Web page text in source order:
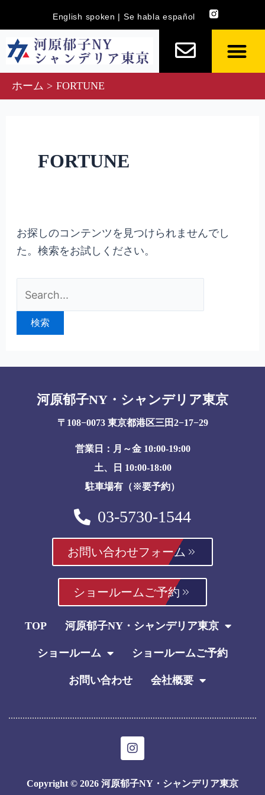
を
ッ
English spoken | Se habla español
ホーム FORTUNE
FORTUNE
お探しのコンテンツを見つけられませんでし
た。検索をお試しください。
対
象:
河原郁子NY・シャンデリア東京
〒108−0073 東京都港区三田2−17−29
営業日：月～金 10:00-19:00
土、日 10:00-18:00
駐車場有（※要予約）
03-5730-1544
お問い合わせフォーム
ショールームご予約
TOP 河原郁子NY・シャンデリア東京
ショールーム ショールームご予約
お問い合わせ 会社概要
I
n
t
a
Copyright © 2026 河原郁子NY・シャンデリア東京